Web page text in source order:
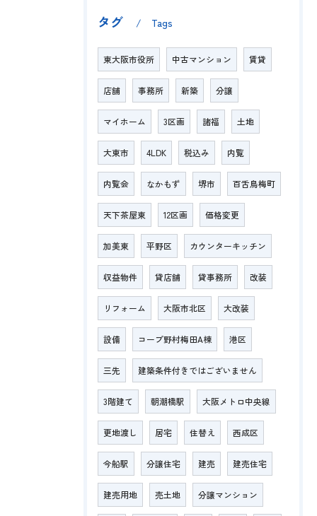
タグ Tags
東大阪市役所 中古マンション 賃貸
店舗 事務所 新築 分譲
マイホーム 3区画 諸福 土地
大東市 4LDK 税込み 内覧
内覧会 なかもず 堺市 百舌鳥梅町
天下茶屋東 12区画 価格変更
加美東 平野区 カウンターキッチン
収益物件 貸店舗 貸事務所 改装
リフォーム 大阪市北区 大改装
設備 コープ野村梅田A棟 港区
三先 建築条件付きではございません
3階建て 朝潮橋駅 大阪メトロ中央線
更地渡し 居宅 住替え 西成区
今船駅 分譲住宅 建売 建売住宅
建売用地 売土地 分譲マンション